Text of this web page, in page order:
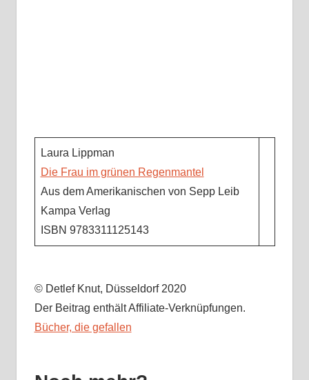
Laura Lippman
Die Frau im grünen Regenmantel
Aus dem Amerikanischen von Sepp Leib
Kampa Verlag
ISBN 9783311125143
© Detlef Knut, Düsseldorf 2020
Der Beitrag enthält Affiliate-Verknüpfungen.
Bücher, die gefallen